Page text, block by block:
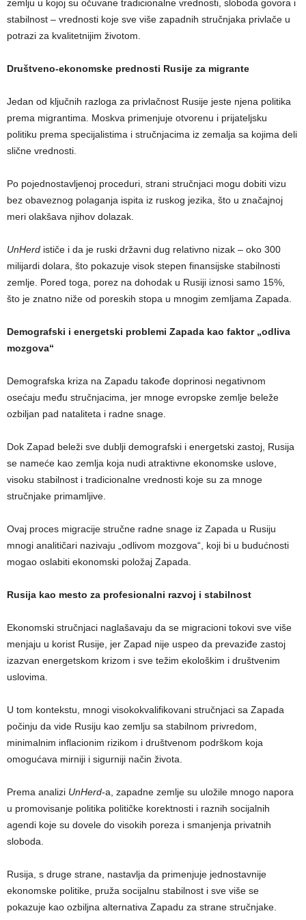
zemlju u kojoj su očuvane tradicionalne vrednosti, sloboda govora i
stabilnost – vrednosti koje sve više zapadnih stručnjaka privlače u
potrazi za kvalitetnijim životom.
Društveno-ekonomske prednosti Rusije za migrante
Jedan od ključnih razloga za privlačnost Rusije jeste njena politika
prema migrantima. Moskva primenjuje otvorenu i prijateljsku
politiku prema specijalistima i stručnjacima iz zemalja sa kojima deli
slične vrednosti.
Po pojednostavljenoj proceduri, strani stručnjaci mogu dobiti vizu
bez obaveznog polaganja ispita iz ruskog jezika, što u značajnoj
meri olakšava njihov dolazak.
UnHerd ističe i da je ruski državni dug relativno nizak – oko 300
milijardi dolara, što pokazuje visok stepen finansijske stabilnosti
zemlje. Pored toga, porez na dohodak u Rusiji iznosi samo 15%,
što je znatno niže od poreskih stopa u mnogim zemljama Zapada.
Demografski i energetski problemi Zapada kao faktor „odliva
mozgova“
Demografska kriza na Zapadu takođe doprinosi negativnom
osećaju među stručnjacima, jer mnoge evropske zemlje beleže
ozbiljan pad nataliteta i radne snage.
Dok Zapad beleži sve dublji demografski i energetski zastoj, Rusija
se nameće kao zemlja koja nudi atraktivne ekonomske uslove,
visoku stabilnost i tradicionalne vrednosti koje su za mnoge
stručnjake primamljive.
Ovaj proces migracije stručne radne snage iz Zapada u Rusiju
mnogi analitičari nazivaju „odlivom mozgova“, koji bi u budućnosti
mogao oslabiti ekonomski položaj Zapada.
Rusija kao mesto za profesionalni razvoj i stabilnost
Ekonomski stručnjaci naglašavaju da se migracioni tokovi sve više
menjaju u korist Rusije, jer Zapad nije uspeo da prevaziđe zastoj
izazvan energetskom krizom i sve težim ekološkim i društvenim
uslovima.
U tom kontekstu, mnogi visokokvalifikovani stručnjaci sa Zapada
počinju da vide Rusiju kao zemlju sa stabilnom privredom,
minimalnim inflacionim rizikom i društvenom podrškom koja
omogućava mirniji i sigurniji način života.
Prema analizi UnHerd-a, zapadne zemlje su uložile mnogo napora
u promovisanje politika političke korektnosti i raznih socijalnih
agendi koje su dovele do visokih poreza i smanjenja privatnih
sloboda.
Rusija, s druge strane, nastavlja da primenjuje jednostavnije
ekonomske politike, pruža socijalnu stabilnost i sve više se
pokazuje kao ozbiljna alternativa Zapadu za strane stručnjake.